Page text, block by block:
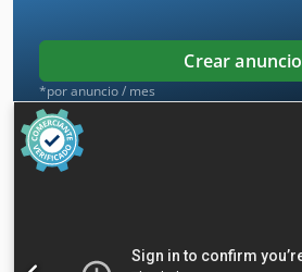
Crear anuncio
*por anuncio / mes